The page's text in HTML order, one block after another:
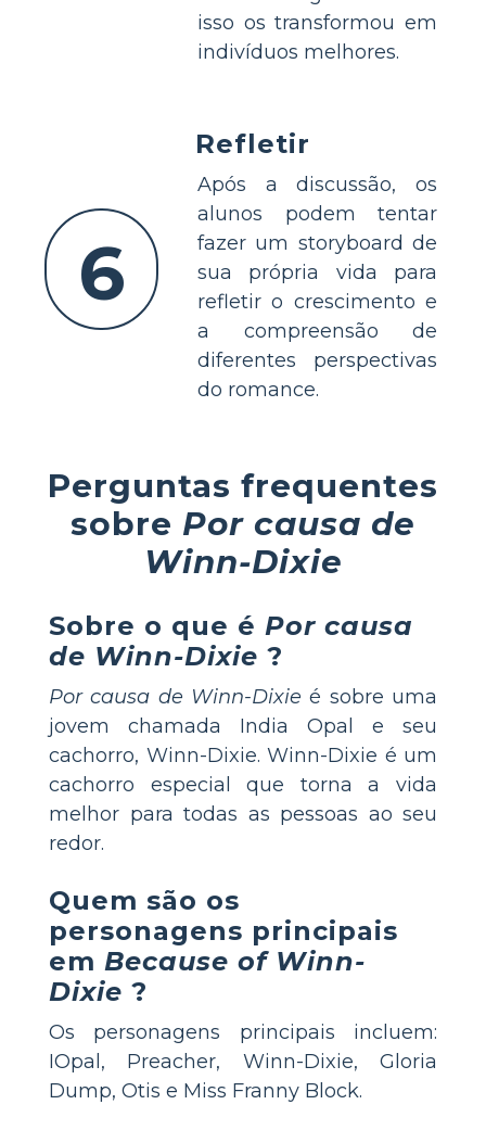
isso os transformou em
indivíduos melhores.
6
Refletir
Após a discussão, os
alunos podem tentar
fazer um storyboard de
sua própria vida para
refletir o crescimento e
a compreensão de
diferentes perspectivas
do romance.
Perguntas frequentes
sobre Por causa de
Winn-Dixie
Sobre o que é Por causa
de Winn-Dixie ?
Por causa de Winn-Dixie é sobre uma
jovem chamada India Opal e seu
cachorro, Winn-Dixie. Winn-Dixie é um
cachorro especial que torna a vida
melhor para todas as pessoas ao seu
redor.
Quem são os
personagens principais
em Because of Winn-
Dixie ?
Os personagens principais incluem:
IOpal, Preacher, Winn-Dixie, Gloria
Dump, Otis e Miss Franny Block.